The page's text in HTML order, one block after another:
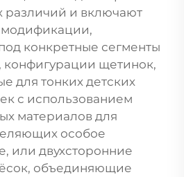
различий и включают
конкретные сегменты
щетинок,
для тонких детских
с использованием
материалов для
особое
или двухсторонние
объединяющие